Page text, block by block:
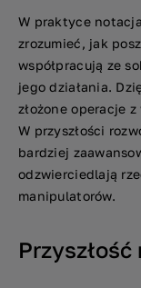
W praktyce
zrozumieć, jak
współpracują ze
jego działania.
złożone operacje
W przyszłości
bardziej
odzwierciedlają
manipulatorów.